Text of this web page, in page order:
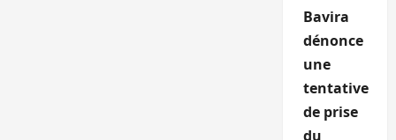
Bavira
dénonce
une
tentative
de prise
du